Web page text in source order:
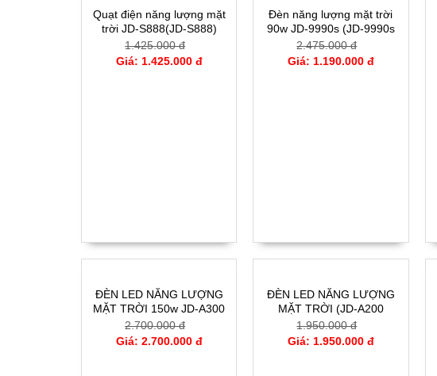
Quạt điện năng lượng mặt
trời JD-S888(JD-S888)
1.425.000 đ
Giá: 1.425.000 đ
Đèn năng lượng mặt trời
90w JD-9990s (JD-9990s
(90w))
2.475.000 đ
Giá: 1.190.000 đ
ĐÈN LED NĂNG LƯỢNG
MẶT TRỜI 150w JD-A300
(JD-A300 (150w))
2.700.000 đ
Giá: 2.700.000 đ
ĐÈN LED NĂNG LƯỢNG
MẶT TRỜI (JD-A200
(100w))
1.950.000 đ
Giá: 1.950.000 đ